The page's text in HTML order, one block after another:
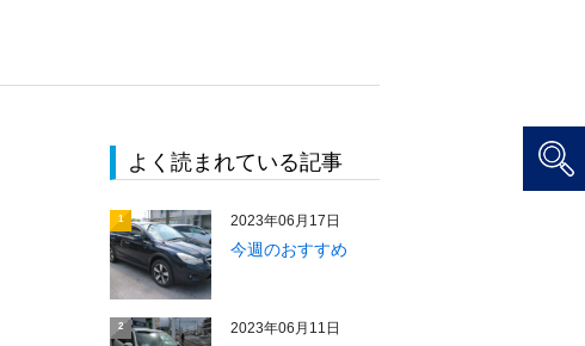
よく読まれている記事
1 2023年06月17日
今週のおすすめ
2 2023年06月11日